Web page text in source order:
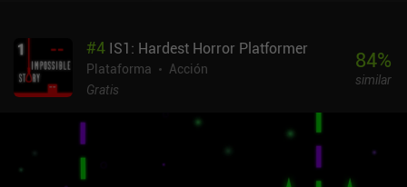
comprar nuevos personajes con ventajas únicas.Aunque podemos
ajustar la dificultad, CyberDuck es intrínsecamente desafiante, y
sin puntos de control, más vale que estés preparado para reiniciar
perfecto para quienes disfrutan con los juegos de plataformas que
castigan, pero, por desgracia, es posible llegar a situaciones en las
que la muerte parece inevitable.Los controles funcionan
decentemente bien y es fácil cogerles el truco, y el estilo artístico y
#4 IS1: Hardest Horror Platformer
Plataforma
Acción
Gratis
84%
similar